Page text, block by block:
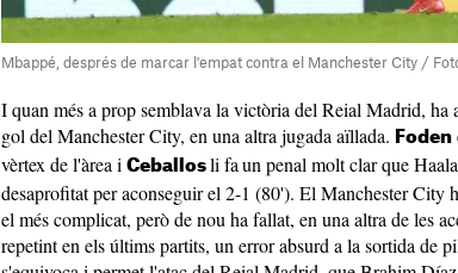
Mbappé, després de marcar l'empat contra el Manchester City /
I quan més a prop semblava la victòria del Reial Madrid, ha
gol del Manchester City, en una altra jugada aïllada. Foden
vèrtex de l'àrea i Ceballos li faun penal molt clar que
desaprofitat per aconseguir el 2-1 (80'). El Manchester City
el més complicat, però de nou ha fallat, en una altra de les
repetint en els últims partits, un error absurd a la sortida de